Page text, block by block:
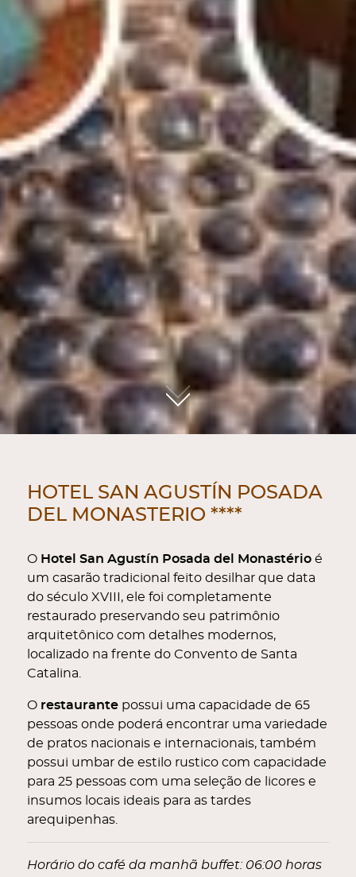
01
HOTEL SAN AGUSTÍN POSADA
DEL MONASTERIO ****
O Hotel San Agustín Posada del Monastérioé
um casarão tradicional feito desilhar que data
do século XVIII, ele foi completamente
restaurado preservando seu patrimônio
arquitetônico com detalhes modernos,
localizado na frente do Convento de Santa
Catalina.
O restaurantepossui uma capacidade de 65
pessoas onde poderá encontrar uma variedade
de pratos nacionais e internacionais, também
possui umbar de estilo rustico com capacidade
para 25 pessoas com uma seleção de licores e
insumos locais ideais para as tardes
arequipenhas.
Horário do café da manhã buffet: 06:00 horas